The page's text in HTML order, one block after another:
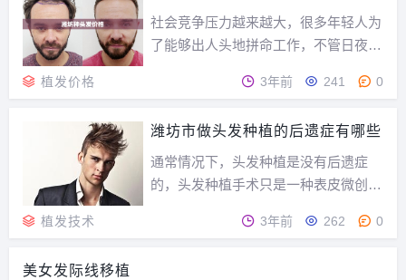
社会竞争压力越来越大，很多年轻人为
了能够出人头地拼命工作，不管日夜的
化。而毛发移植术的出现，一改传统治
好多人对毛发移植价格知道的并不多，
常问，潍坊种头发价格？对此，老张就
植发问题作以下介绍...
植发价格 3年前 241 0
潍坊市做头发种植的后遗症有哪些
通常情况下，头发种植是没有后遗症
的，头发种植手术只是一种表皮微创手
一种技术，对人体的伤害几乎可以忽略
植发技术 3年前 262 0
美女发际线移植